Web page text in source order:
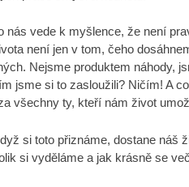
nás vede k myšlence, že není
není jen v tom, čeho
Nejsme produktem náhody,
jsme si to zasloužili? Ničím! A
všechny ty, kteří nám život
si toto přiznáme, dostane náš
si vyděláme a jak krásně se